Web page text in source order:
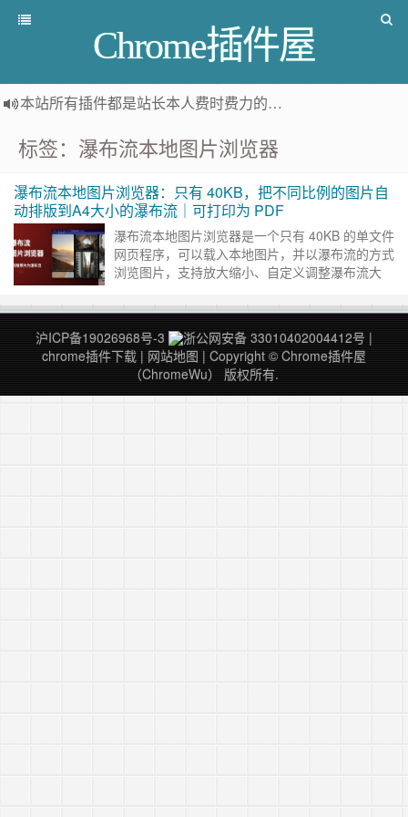
Chrome插件屋
本站所有插件都是站长本人费时费力的人工筛选推荐
标签：瀑布流本地图片浏览器
瀑布流本地图片浏览器：只有 40KB，把不同比例的图片自
动排版到A4大小的瀑布流｜可打印为 PDF
瀑布流本地图片浏览器是一个只有 40KB 的单文件
网页程序，可以载入本地图片，并以瀑布流的方式
浏览图片，支持放大缩小、自定义调整瀑布流大
比： 递归遍历文件……继续阅读 »
沪ICP备19026968号-3
浙公网安备 33010402004412号 |
chrome插件下载 | 网站地图 | Copyright © Chrome插件屋
（ChromeWu） 版权所有.